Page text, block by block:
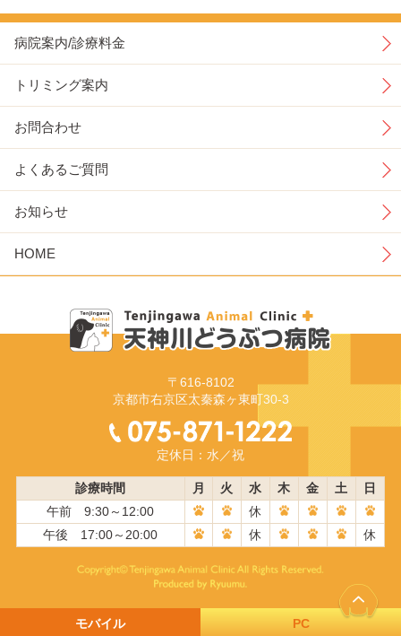
病院案内/診療料金
トリミング案内
お問合わせ
よくあるご質問
お知らせ
HOME
〒616-8102
京都市右京区太秦森ヶ東町30-3
定休日：水／祝
診療時間 月 火 水 木 金 土
日
午前 9:30～12:00
休
午後 17:00～20:00
休 休
モバイル PC